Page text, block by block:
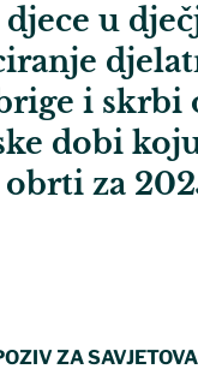
djece u
i skrbi
dobi
za
ZA